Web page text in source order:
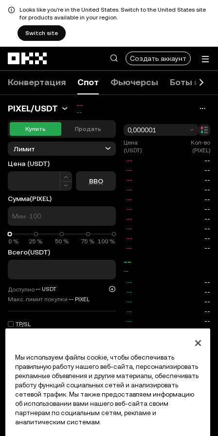
Looks like you're in the United States. Switch to the United States site
for products available in your region.
Switch site
Создать аккаунт
Конвертация Спот Фьючерсы Боты и
PIXEL/USDT --
--
Купить Продать
Лимит
Цена (USDT)
Цена
BBO
Сумма(PIXEL)
0 % 25 % 50 % 75 % 100 %
0 %
Всего(USDT)
Доступно-- USDT
Макс. лимит покупки -- PIXEL
TP/SL
Комиссии
0,000001
Цена
(USDT)
Кол-во
(PIXEL)
--
--
Открытые ордера История ордеров Открытые
Мы используем файлы cookie, чтобы обеспечивать
правильную работу нашего веб-сайта, персонализировать
рекламные объявления и другие материалы, обеспечивать
работу функций социальных сетей и анализировать
сетевой трафик. Мы также предоставляем информацию
об использовании вами нашего веб-сайта своим
партнерам по социальным сетям, рекламе и
аналитическим системам.